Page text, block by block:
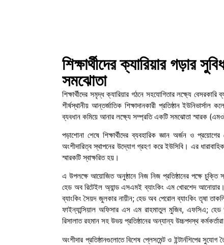
শিক্ষার্থীদের ক্যারিয়ার গড়ার
সমঝোতা
শিক্ষার্থীদের সমৃদ্ধ ক্যারিয়ার গঠনে সহযোগিতার লক্ষ্যে
শীর্ষস্থানীয় আন্তর্জাতিক শিক্ষাদানকারী প্রতিষ্ঠান ইউনিভার্সাল
ব্যবধান কমিয়ে আনার লক্ষ্যে সম্প্রতি একটি সমঝোতা স্মারক
পড়াশোনা শেষে শিক্ষার্থীদের ব্যবহারিক জ্ঞান অর্জন ও
অংশীদারিত্ব স্থাপনের উদ্যোগ গ্রহণ করে ইউসিবি। এর
স্মারকটি স্বাক্ষরিত হয়।
এ উপলক্ষে আয়োজিত অনুষ্ঠানে নিজ নিজ প্রতিষ্ঠানের পক্ষে
হেড অব রিটেইল অ্যান্ড এসএমই ব্যাংকিং এম খোরশেদ
ব্যাংকিং সৈয়দ জুলকার নায়ীন; হেড অব পেরোল ব্যাংকিং তৃষা
ফাইন্যান্সিয়াল অফিসার এস এম রাহমাতুল মুজিব, এফসিএ;
রিসালাত রহমান সহ উভয় প্রতিষ্ঠানের অন্যান্য উচ্চপদস্থ
অংশীদার প্রতিষ্ঠানগুলোতে বিশেষ প্লেসমেন্ট ও ইন্টার্নশিপের